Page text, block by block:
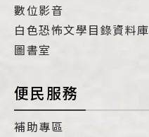
數位影音
白色恐怖文學目錄資料庫
圖書室
便民服務
補助專區